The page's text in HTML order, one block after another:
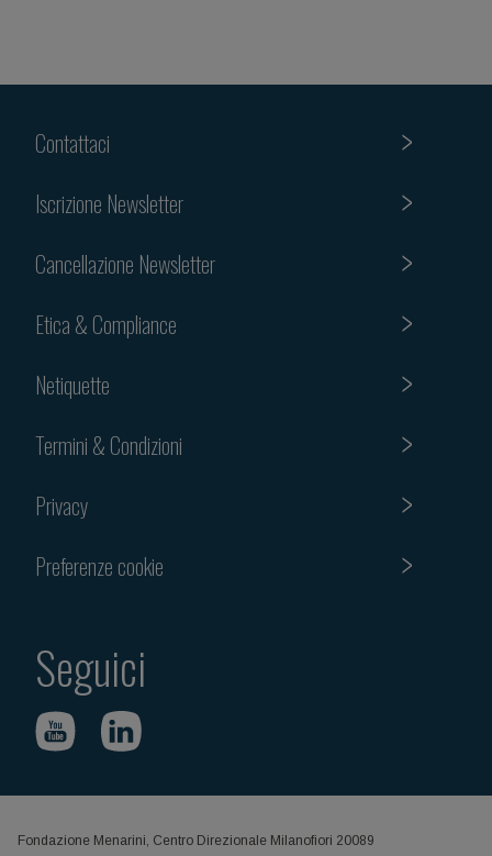
Contattaci
Iscrizione Newsletter
Cancellazione Newsletter
Etica & Compliance
Netiquette
Termini & Condizioni
Privacy
Preferenze cookie
Seguici
Fondazione Menarini, Centro Direzionale Milanofiori 20089